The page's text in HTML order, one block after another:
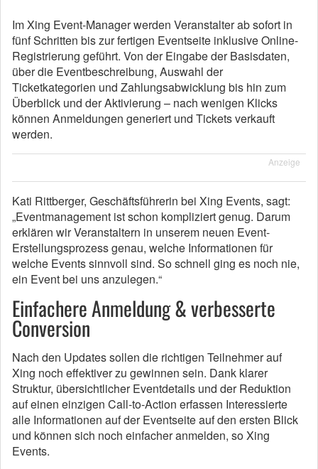
Im Xing Event-Manager werden Veranstalter ab sofort in
fünf Schritten bis zur fertigen Eventseite inklusive Online-
Registrierung geführt. Von der Eingabe der Basisdaten,
über die Eventbeschreibung, Auswahl der
Ticketkategorien und Zahlungsabwicklung bis hin zum
Überblick und der Aktivierung – nach wenigen Klicks
können Anmeldungen generiert und Tickets verkauft
werden.
Anzeige
Kati Rittberger, Geschäftsführerin bei Xing Events, sagt:
„Eventmanagement ist schon kompliziert genug. Darum
erklären wir Veranstaltern in unserem neuen Event-
Erstellungsprozess genau, welche Informationen für
welche Events sinnvoll sind. So schnell ging es noch nie,
ein Event bei uns anzulegen.“
Einfachere Anmeldung & verbesserte
Conversion
Nach den Updates sollen die richtigen Teilnehmer auf
Xing noch effektiver zu gewinnen sein. Dank klarer
Struktur, übersichtlicher Eventdetails und der Reduktion
auf einen einzigen Call-to-Action erfassen Interessierte
alle Informationen auf der Eventseite auf den ersten Blick
und können sich noch einfacher anmelden, so Xing
Events.